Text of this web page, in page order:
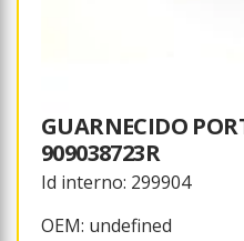
GUARNECIDO
909038723R
Id interno: 299904
OEM: undefined